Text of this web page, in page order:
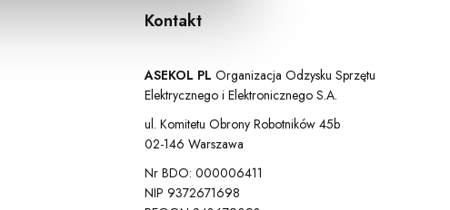
Kontakt
ASEKOL PL Organizacja Odzysku Sprzętu
Elektrycznego i Elektronicznego S.A.
ul. Komitetu Obrony Robotników 45b
02-146 Warszawa
Nr BDO: 000006411
NIP 9372671698